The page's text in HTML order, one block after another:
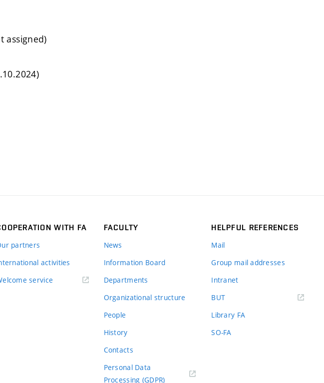
assigned)
WITH FA
partners
activities
service
FACULTY
News
Information Board
Departments
Organizational structure
People
History
Contacts
Personal Data
Processing (GDPR)
HELPFUL REFERENCES
Mail
Group mail addresses
Intranet
BUT(external
Library FA
SO-FA